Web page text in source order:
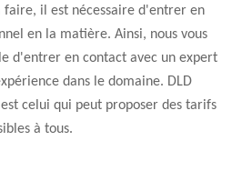
il est nécessaire d'entrer en
en la matière. Ainsi, nous vous
d'entrer en contact avec un expert
dans le domaine. DLD
celui qui peut proposer des tarifs
à tous.